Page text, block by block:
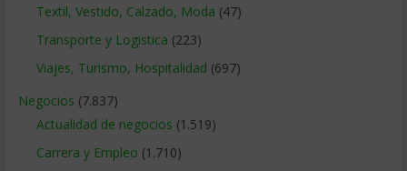
Textil, Vestido, Calzado, Moda (47)
Transporte y Logistica (223)
Viajes, Turismo, Hospitalidad (697)
Negocios (7.837)
Actualidad de negocios (1.519)
Carrera y Empleo (1.710)